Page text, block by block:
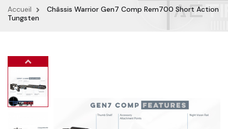
Accueil
Châssis Warrior Gen7 Comp Rem700 Short Action
Tungsten